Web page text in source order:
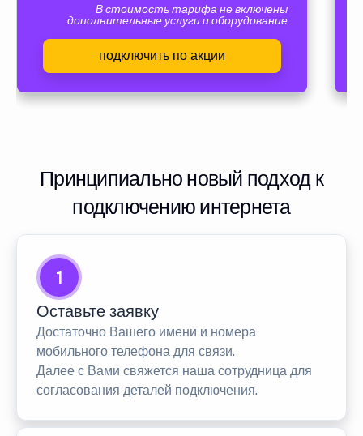
В стоимость тарифа не включены
дополнительные услуги и оборудование
подключить по акции
Принципиально новый подход к
подключению интернета
1
Оставьте заявку
Достаточно Вашего имени и номера
мобильного телефона для связи.
Далее с Вами свяжется наша сотрудница для
согласования деталей подключения.